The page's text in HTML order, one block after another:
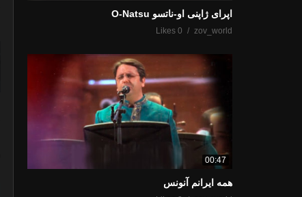
اپرای ژاپنی او-ناتسو O-Natsu
zov_world
0 Likes
00:47
همه ایرانم آنونس